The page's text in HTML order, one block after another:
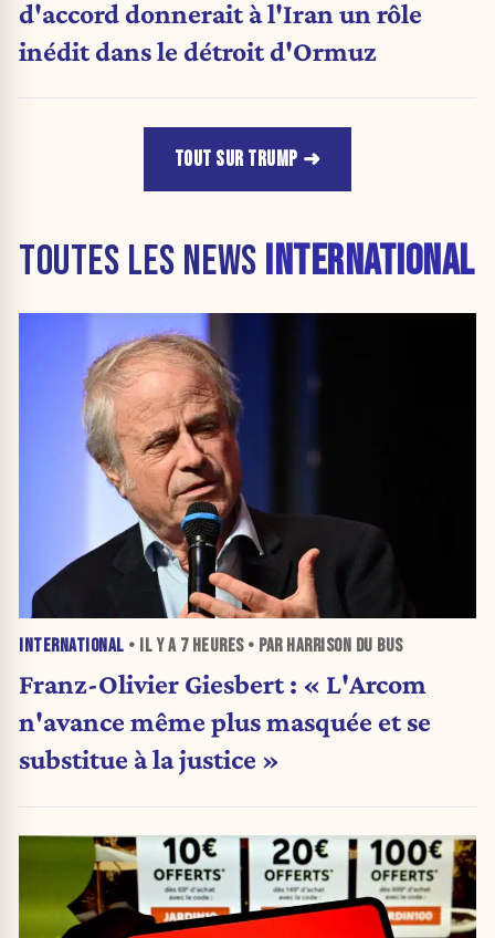
d'accord donnerait à l'Iran un rôle
inédit dans le détroit d'Ormuz
TOUT SUR TRUMP
TOUTES LES NEWS INTERNATIONAL
INTERNATIONAL • IL Y A 7 HEURES• PAR HARRISON DU BUS
Franz-Olivier Giesbert : « L'Arcom
n'avance même plus masquée et se
substitue à la justice »